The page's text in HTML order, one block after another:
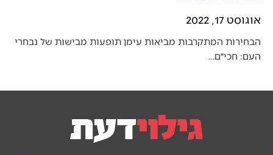
אוגוסט 17, 2022
הבחירות המתקרבות מביאות עימן תופעות מבישות של נבחרי
העם: חכי״ם…